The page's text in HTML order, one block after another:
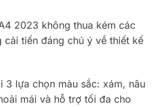
2023 không thua kém các
cải tiến đáng chú ý về thiết kế
lựa chọn màu sắc: xám, nâu
mái và hỗ trợ tối đa cho